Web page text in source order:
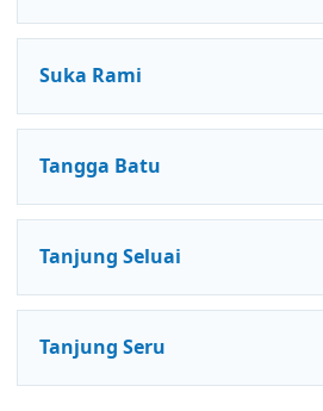
Suka Rami
Tangga Batu
Tanjung Seluai
Tanjung Seru